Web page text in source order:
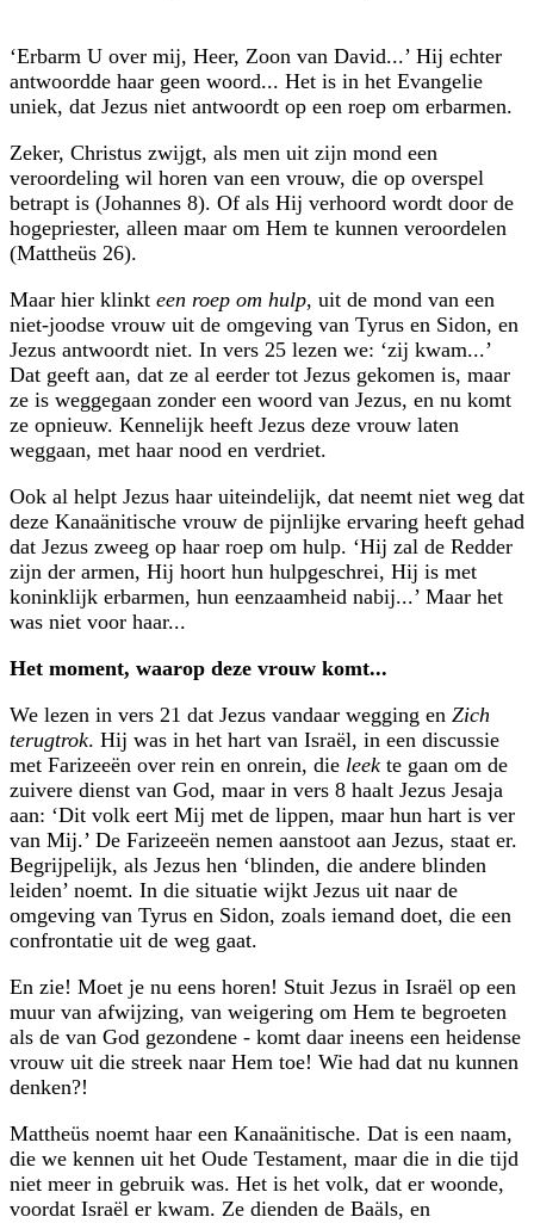
‘Erbarm U over mij, Heer, Zoon van David...’ Hij echter
antwoordde haar geen woord... Het is in het Evangelie
uniek, dat Jezus niet antwoordt op een roep om erbarmen.
Zeker, Christus zwijgt, als men uit zijn mond een
veroordeling wil horen van een vrouw, die op overspel
betrapt is (Johannes 8). Of als Hij verhoord wordt door de
hogepriester, alleen maar om Hem te kunnen veroordelen
(Mattheüs 26).
Maar hier klinkt een roep om hulp, uit de mond van een
niet-joodse vrouw uit de omgeving van Tyrus en Sidon, en
Jezus antwoordt niet. In vers 25 lezen we: ‘zij kwam...’
Dat geeft aan, dat ze al eerder tot Jezus gekomen is, maar
ze is weggegaan zonder een woord van Jezus, en nu komt
ze opnieuw. Kennelijk heeft Jezus deze vrouw laten
weggaan, met haar nood en verdriet.
Ook al helpt Jezus haar uiteindelijk, dat neemt niet weg dat
deze Kanaänitische vrouw de pijnlijke ervaring heeft gehad
dat Jezus zweeg op haar roep om hulp. ‘Hij zal de Redder
zijn der armen, Hij hoort hun hulpgeschrei, Hij is met
koninklijk erbarmen, hun eenzaamheid nabij...’ Maar het
was niet voor haar...
Het moment, waarop deze vrouw komt...
We lezen in vers 21 dat Jezus vandaar wegging en Zich
terugtrok. Hij was in het hart van Israël, in een discussie
met Farizeeën over rein en onrein, die leek te gaan om de
zuivere dienst van God, maar in vers 8 haalt Jezus Jesaja
aan: ‘Dit volk eert Mij met de lippen, maar hun hart is ver
van Mij.’ De Farizeeën nemen aanstoot aan Jezus, staat er.
Begrijpelijk, als Jezus hen ‘blinden, die andere blinden
leiden’ noemt. In die situatie wijkt Jezus uit naar de
omgeving van Tyrus en Sidon, zoals iemand doet, die een
confrontatie uit de weg gaat.
En zie! Moet je nu eens horen! Stuit Jezus in Israël op een
muur van afwijzing, van weigering om Hem te begroeten
als de van God gezondene - komt daar ineens een heidense
vrouw uit die streek naar Hem toe! Wie had dat nu kunnen
denken?!
Mattheüs noemt haar een Kanaänitische. Dat is een naam,
die we kennen uit het Oude Testament, maar die in die tijd
niet meer in gebruik was. Het is het volk, dat er woonde,
voordat Israël er kwam. Ze dienden de Baäls, en